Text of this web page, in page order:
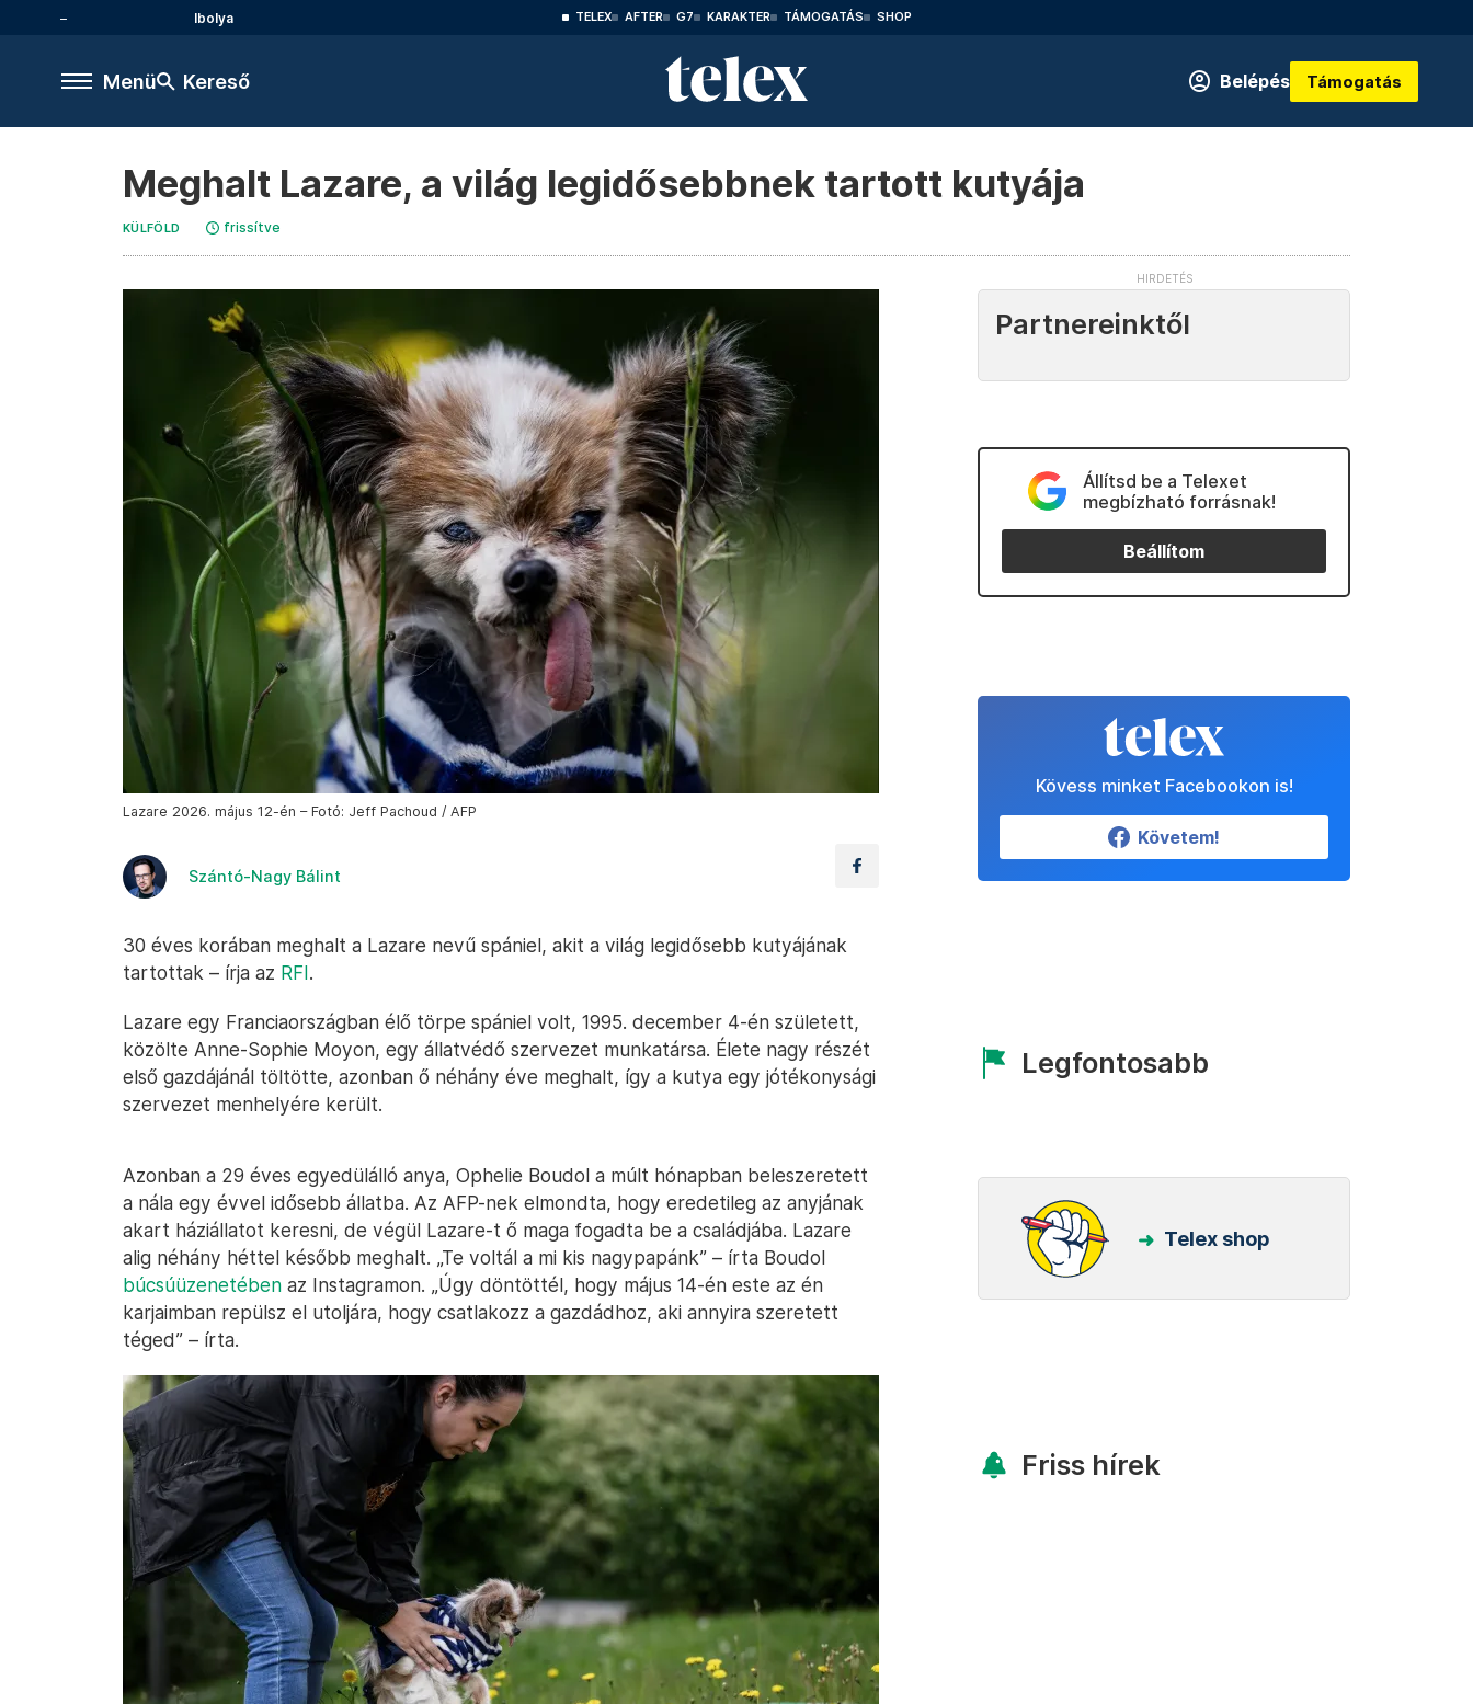
Ibolya TELEX AFTER G7 KARAKTER TÁMOGATÁS SHOP
Menü Kereső Belépés Támogatás
Meghalt Lazare, a világ legidősebbnek tartott kutyája
KÜLFÖLD frissítve
Lazare 2026. május 12-én – Fotó: Jeff Pachoud / AFP
Szántó-Nagy Bálint
30 éves korában meghalt a Lazare nevű spániel, akit a világ legidősebb kutyájának
tartottak – írja az RFI.
Lazare egy Franciaországban élő törpe spániel volt, 1995. december 4-én született,
közölte Anne-Sophie Moyon, egy állatvédő szervezet munkatársa. Élete nagy részét
első gazdájánál töltötte, azonban ő néhány éve meghalt, így a kutya egy jótékonysági
szervezet menhelyére került.
Azonban a 29 éves egyedülálló anya, Ophelie Boudol a múlt hónapban beleszeretett
a nála egy évvel idősebb állatba. Az AFP-nek elmondta, hogy eredetileg az anyjának
akart háziállatot keresni, de végül Lazare-t ő maga fogadta be a családjába. Lazare
alig néhány héttel később meghalt. „Te voltál a mi kis nagypapánk” – írta Boudol
búcsúüzenetében az Instagramon. „Úgy döntöttél, hogy május 14-én este az én
karjaimban repülsz el utoljára, hogy csatlakozz a gazdádhoz, aki annyira szeretett
téged” – írta.
Partnereinktől
Állítsd be a Telexet
megbízható forrásnak!
Beállítom
Kövess minket Facebookon is!
Követem!
Legfontosabb
Telex shop
Friss hírek